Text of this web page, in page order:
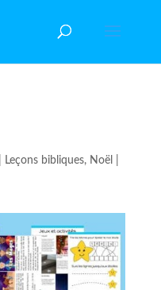
Leçons bibliques, Noël